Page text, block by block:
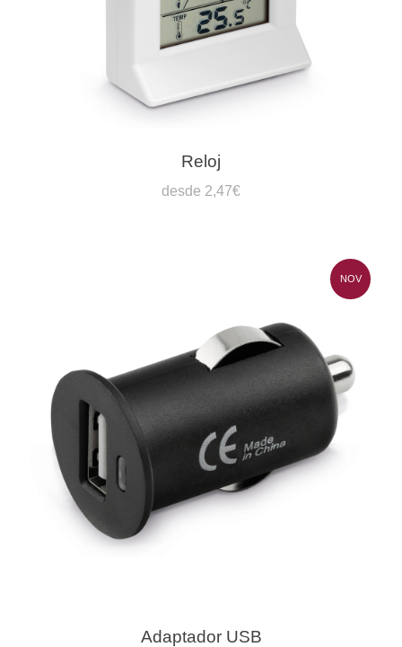
Reloj
desde 2,47€
NOV
Adaptador USB